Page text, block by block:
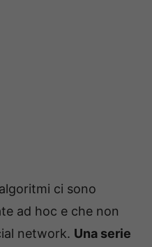
ci sono
ad hoc e che non
network. Una serie